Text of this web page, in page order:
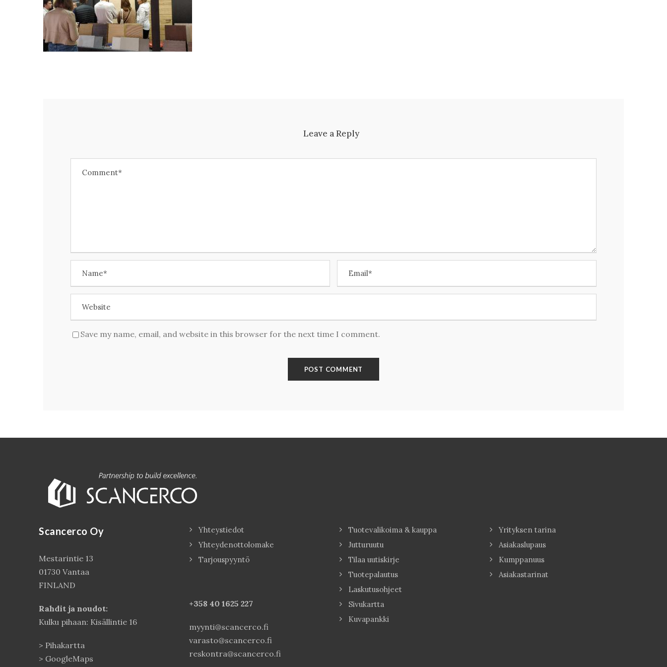
Leave a Reply
Save my name, email, and website in this browser for the next time I comment.
Scancerco Oy
Mestarintie 13
01730 Vantaa
FINLAND
Rahdit ja noudot:
Kulku pihaan: Kisällintie 16
> Pihakartta
> GoogleMaps
Yhteystiedot
Yhteydenottolomake
Tarjouspyyntö
+358 40 1625 227
myynti@scancerco.fi
varasto@scancerco.fi
reskontra@scancerco.fi
Tuotevalikoima & kauppa
Jutturuutu
Tilaa uutiskirje
Tuotepalautus
Laskutusohjeet
Sivukartta
Kuvapankki
Yrityksen tarina
Asiakaslupaus
Kumppanuus
Asiakastarinat